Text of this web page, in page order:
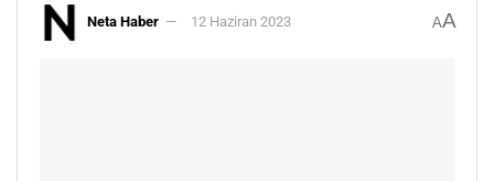
Neta Haber 12 Haziran 2023 AA